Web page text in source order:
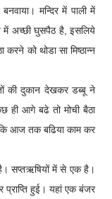
मन्दिर में पाली में
में अच्छी घुसपैठ है, इसलिये
को थोडा सा मिष्ठान्न
की दुकान देखकर डब्बू ने
ही आगे बढे तो मोची बैठा
आज तक बढिया काम कर
सप्तऋषियों में से एक है।
हुई। यहां एक बंजर